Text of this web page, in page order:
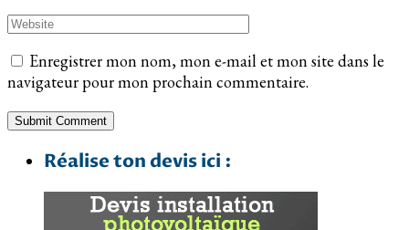
Enregistrer mon nom, mon e-mail et mon site dans le
navigateur pour mon prochain commentaire.
Réalise ton devis ici :